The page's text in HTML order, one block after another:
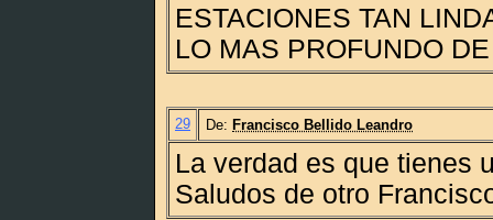
ESTACIONES TAN
LO MAS PROFUNDO
29 De: Francisco Bellido Leandro
La verdad es que tienes
Saludos de otro